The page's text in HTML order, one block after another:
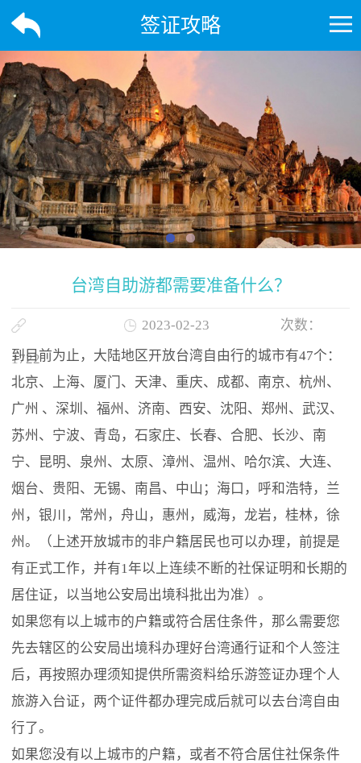
签证攻略
台湾自助游都需要准备什么？
2023-02-23 次数：
1722
到目前为止，大陆地区开放台湾自由行的城市有47个：
北京、上海、厦门、天津、重庆、成都、南京、杭州、
广州 、深圳、福州、济南、西安、沈阳、郑州、武汉、
苏州、宁波、青岛，石家庄、长春、合肥、长沙、南
宁、昆明、泉州、太原、漳州、温州、哈尔滨、大连、
烟台、贵阳、无锡、南昌、中山；海口，呼和浩特，兰
州，银川，常州，舟山，惠州，威海，龙岩，桂林，徐
州。（上述开放城市的非户籍居民也可以办理，前提是
有正式工作，并有1年以上连续不断的社保证明和长期的
居住证，以当地公安局出境科批出为准）。
如果您有以上城市的户籍或符合居住条件，那么需要您
先去辖区的公安局出境科办理好台湾通行证和个人签注
后，再按照办理须知提供所需资料给乐游签证办理个人
旅游入台证，两个证件都办理完成后就可以去台湾自由
行了。
如果您没有以上城市的户籍，或者不符合居住社保条件